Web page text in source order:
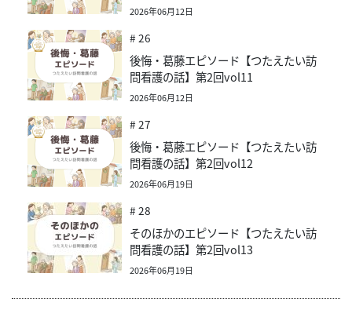
2026年06月12日
# 26
後悔・葛藤エピソード【つたえたい訪
問看護の話】第2回vol11
2026年06月12日
# 27
後悔・葛藤エピソード【つたえたい訪
問看護の話】第2回vol12
2026年06月19日
# 28
そのほかのエピソード【つたえたい訪
問看護の話】第2回vol13
2026年06月19日